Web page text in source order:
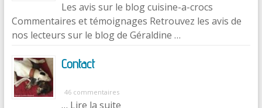
Les avis sur le blog cuisine-a-crocs
Commentaires et témoignages Retrouvez les avis de
nos lecteurs sur le blog de Géraldine …
Contact
46 commentaires
… Lire la suite